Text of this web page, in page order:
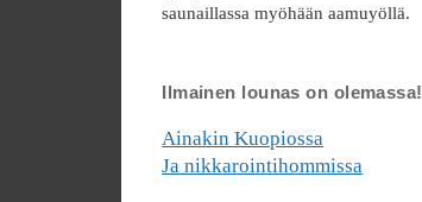
saunaillassa myöhään aamuyöllä.
Ilmainen lounas on olemassa!
Ainakin Kuopiossa
Ja nikkarointihommissa